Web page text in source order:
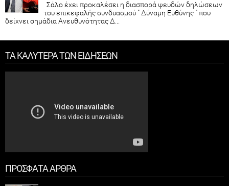
Σάλο έχει προκαλέσει η διασπορά ψευδών δηλώσεων
του επικεφαλής συνδυασμού " Δύναμη Ευθύνης " που
δείχνει σημάδια Ανευθυνότητας Δ...
ΤΑ ΚΑΛΥΤΕΡΑ ΤΩΝ ΕΙΔΗΣΕΩΝ
ΠΡΟΣΦΑΤΑ ΑΡΘΡΑ